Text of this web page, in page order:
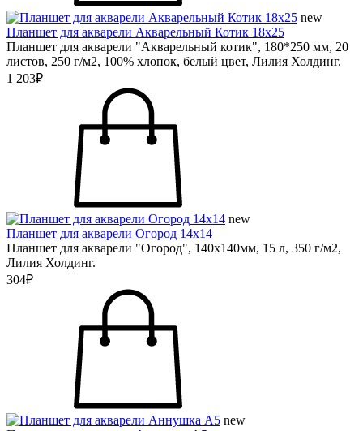
new
Планшет для акварели Акварельный Котик 18х25
Планшет для акварели "Акварельный котик", 180*250 мм, 20
листов, 250 г/м2, 100% хлопок, белый цвет, Лилия Холдинг.
1 203₽
new
Планшет для акварели Огород 14х14
Планшет для акварели "Огород", 140х140мм, 15 л, 350 г/м2,
Лилия Холдинг.
304₽
new